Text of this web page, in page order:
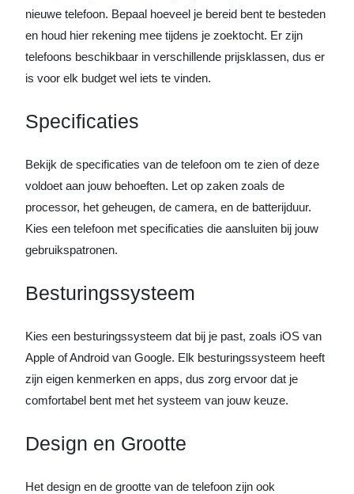
nieuwe telefoon. Bepaal hoeveel je bereid bent te besteden
en houd hier rekening mee tijdens je zoektocht. Er zijn
telefoons beschikbaar in verschillende prijsklassen, dus er
is voor elk budget wel iets te vinden.
Specificaties
Bekijk de specificaties van de telefoon om te zien of deze
voldoet aan jouw behoeften. Let op zaken zoals de
processor, het geheugen, de camera, en de batterijduur.
Kies een telefoon met specificaties die aansluiten bij jouw
gebruikspatronen.
Besturingssysteem
Kies een besturingssysteem dat bij je past, zoals iOS van
Apple of Android van Google. Elk besturingssysteem heeft
zijn eigen kenmerken en apps, dus zorg ervoor dat je
comfortabel bent met het systeem van jouw keuze.
Design en Grootte
Het design en de grootte van de telefoon zijn ook